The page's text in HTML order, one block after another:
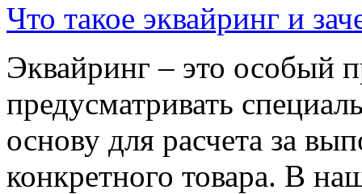
Что такое эквайринг и
Эквайринг – это особый
предусматривать
основу для расчета за
конкретного товара. В